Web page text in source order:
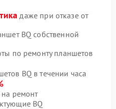
даже при отказе от
BQ собственной
по ремонту планшетов
BQ в течении часа
ремонт
BQ